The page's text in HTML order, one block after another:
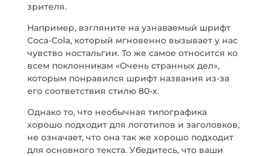
зрителя.
Например, взгляните на узнаваемый шрифт
Coca-Cola, который мгновенно вызывает у нас
чувство ностальгии. То же самое относится ко
всем поклонникам «Очень странных дел»,
которым понравился шрифт названия из-за
его соответствия стилю 80-х.
Однако то, что необычная типографика
хорошо подходит для логотипов и заголовков,
не означает, что она так же хорошо подходит
для основного текста. Убедитесь, что ваши